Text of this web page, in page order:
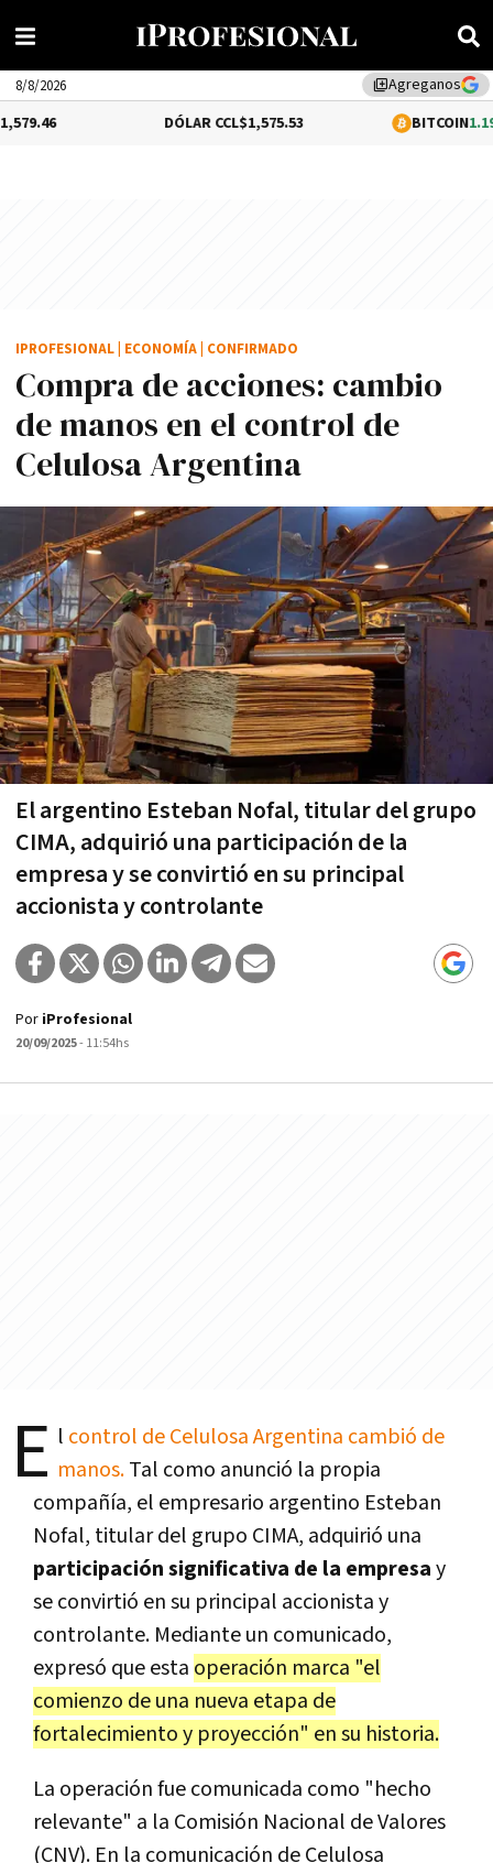
library_addAgreganos
8/8/2026
DÓLAR CCL$1,575.53 BITCOIN1.19%
Compra de acciones: cambio
de manos en el control de
Celulosa Argentina
El argentino Esteban Nofal, titular del grupo
CIMA, adquirió una participación de la
empresa y se convirtió en su principal
accionista y controlante
IPROFESIONAL ECONOMÍA CONFIRMADO
Por iProfesional
20/09/2025- 11:54hs
E l control de Celulosa Argentina cambió de
manos.Tal como anunció la propia
compañía, el empresario argentino Esteban
Nofal, titular del grupo CIMA, adquirió una
participación significativa de la empresay
se convirtió en su principal accionista y
controlante. Mediante un comunicado,
expresó que esta operación marca "el
comienzo de una nueva etapa de
fortalecimiento y proyección" en su historia.
La operación fue comunicada como "hecho
relevante" a la Comisión Nacional de Valores
(CNV). En la comunicación de Celulosa